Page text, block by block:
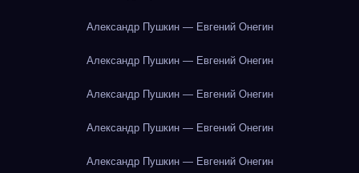
Александр Пушкин — Евгений Онегин
Александр Пушкин — Евгений Онегин
Александр Пушкин — Евгений Онегин
Александр Пушкин — Евгений Онегин
Александр Пушкин — Евгений Онегин